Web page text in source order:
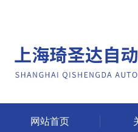
网站首页